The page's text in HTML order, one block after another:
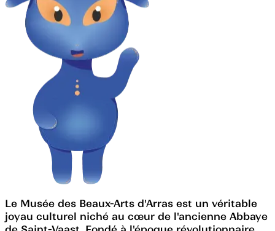
Le Musée des Beaux-Arts d'Arras est un véritable
joyau culturel niché au cœur de l'ancienne Abbaye